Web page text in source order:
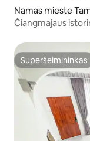
Namas mieste
Čiangmajaus
Superšeimininkas
Superšeimininkas